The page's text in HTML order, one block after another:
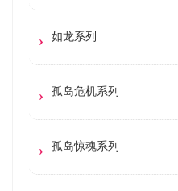
如龙系列
孤岛危机系列
孤岛惊魂系列